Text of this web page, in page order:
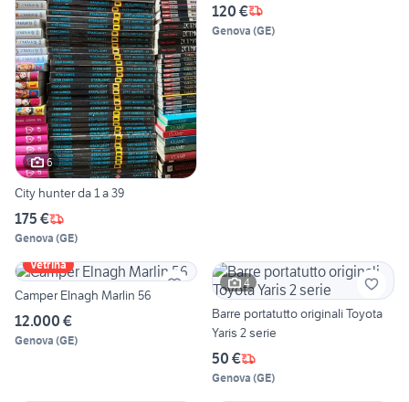
6
City hunter da 1 a 39
175 €
Genova (GE)
120 €
Genova (GE)
Vetrina
Camper Elnagh Marlin 56
12.000 €
Genova (GE)
4
Barre portatutto originali Toyota
Yaris 2 serie
50 €
Genova (GE)